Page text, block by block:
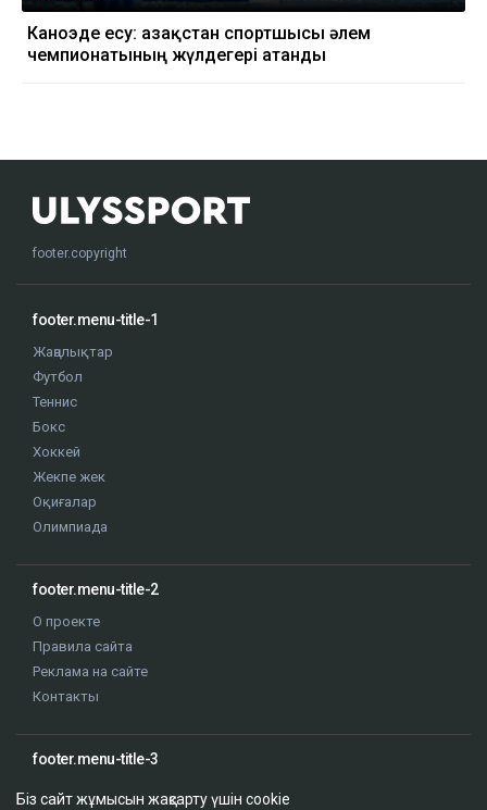
Каноэде есу: Қазақстан спортшысы әлем
чемпионатының жүлдегері атанды
footer.copyright
footer.menu-title-1
Жаңалықтар
Футбол
Теннис
Бокс
Хоккей
Жекпе жек
Оқиғалар
Олимпиада
footer.menu-title-2
О проекте
Правила сайта
Реклама на сайте
Контакты
footer.menu-title-3
Біз сайт жұмысын жақсарту үшін cookie